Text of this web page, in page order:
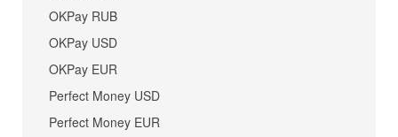
OKPay RUB
OKPay USD
OKPay EUR
Perfect Money USD
Perfect Money EUR